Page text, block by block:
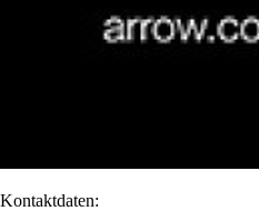
Kontaktdaten: